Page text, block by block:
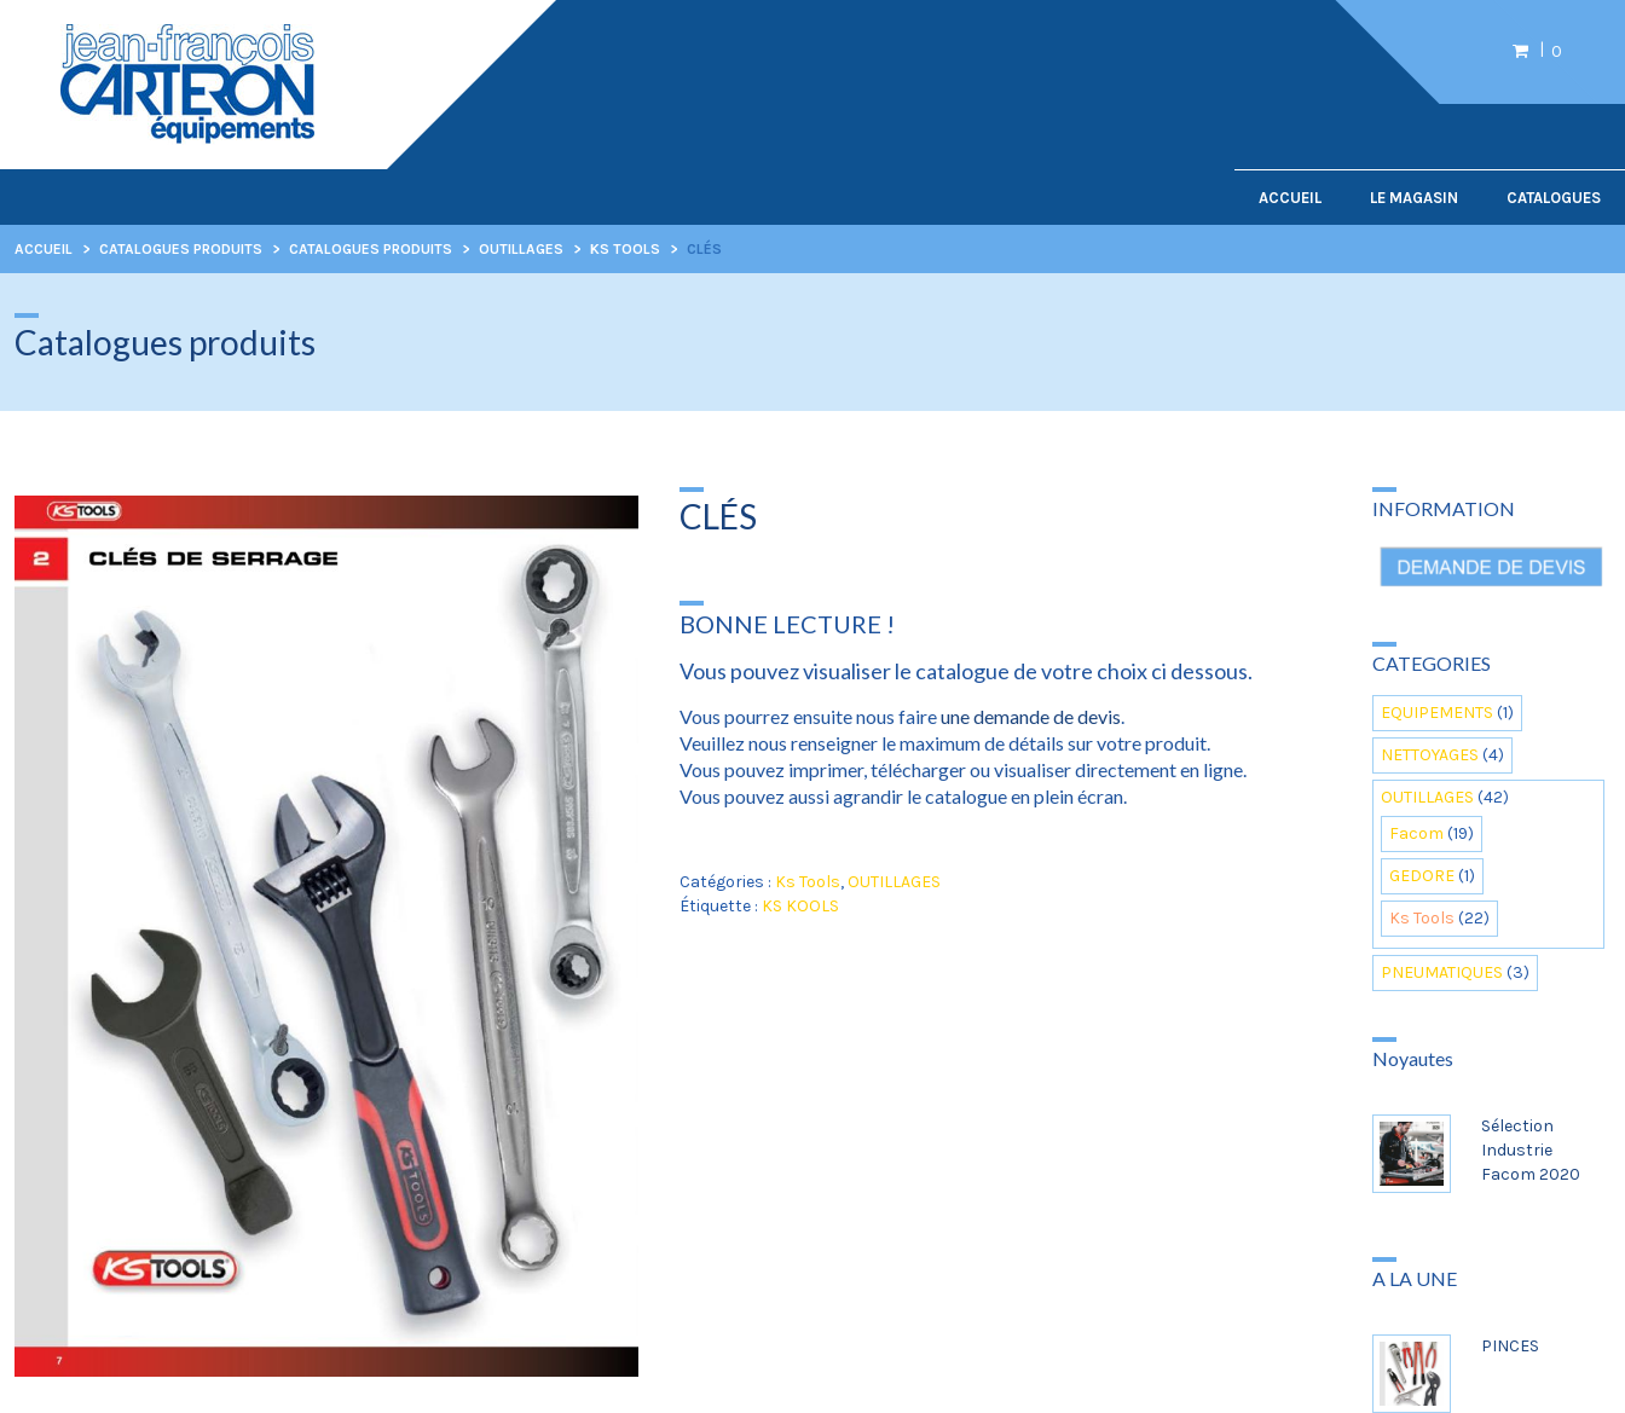
0
ACCUEIL LE MAGASIN CATALOGUES
ACCUEIL > CATALOGUES PRODUITS > CATALOGUES PRODUITS > OUTILLAGES > KS TOOLS > CLÉS
Catalogues produits
CLÉS
BONNE LECTURE !
Vous pouvez visualiser le catalogue de votre choix ci dessous.
Vous pourrez ensuite nous faireune demande de devis.
Veuillez nous renseigner le maximum de détails sur votre produit.
Vous pouvez imprimer, télécharger ou visualiser directement en ligne.
Vous pouvez aussi agrandir le catalogue en plein écran.
Catégories : Ks Tools,OUTILLAGES
Étiquette : KS KOOLS
INFORMATION
CATEGORIES
EQUIPEMENTS (1)
NETTOYAGES (4)
OUTILLAGES (42)
Facom (19)
GEDORE(1)
Ks Tools (22)
PNEUMATIQUES (3)
Noyautes
Sélection
Industrie
Facom 2020
A LA UNE
PINCES